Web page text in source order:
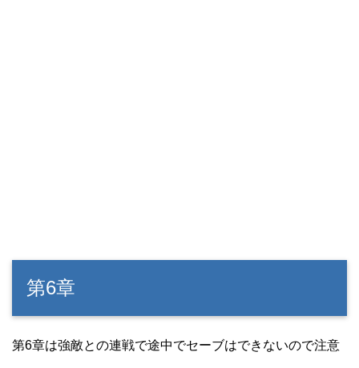
第6章
第6章は強敵との連戦で途中でセーブはできないので注意